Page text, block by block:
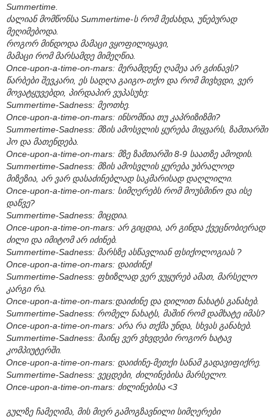
Summertime.
ძალიან მომწონსა Summertime-ს რომ მეძახდა, უნებურად
მეღიმებოდა.
როგორ მინდოდა მამაცი ვყოფილიყავი,
მამაცი რომ მარსამდე მიმეღწია.
Once-upon-a-time-on-mars: მერამდენე ღამეა არ გძინავს?
წარბები შევკარი, ეს სადღა გაიგო-თქო და რომ მივხვდი, ვერ
მოვატყუვებდი, პირდაპირ ვუპასუხე:
Summertime-Sadness: მეოთხე.
Once-upon-a-time-on-mars: ინსომნია თუ კაპრიზიზმი?
Summertime-Sadness: მზის ამოსვლის ყურება მიყვარს, ზამთარში
ჰო და მათენდება.
Once-upon-a-time-on-mars: მზე ზამთარში 8-9 საათზე ამოდის.
Summertime-Sadness: მზის ამოსვლის ყურება უბრალოდ
მიზეზია, არ ვარ დასაძინებლად საკმარისად დაღლილი.
Once-upon-a-time-on-mars: სიმღერებს რომ მოუსმინო და ისე
დაწვე?
Summertime-Sadness: მიცდია.
Once-upon-a-time-on-mars: არ გიცდია, არ გინდა ქვეცნობიერად
ძილი და იმიტომ არ იძინებ.
Summertime-Sadness: მარსზე ასწავლიან ფსიქოლოგიას ?
Once-upon-a-time-on-mars: დაიძინე!
Summertime-Sadness: ფხიზლად ვერ ვუყურებ ამათ, მარსელო
კარგი რა.
Once-upon-a-time-on-mars:დაიძინე და დილით ნახატს განახებ.
Summertime-Sadness: რომელ ნახატს, მაშინ რომ დამხატე იმას?
Once-upon-a-time-on-mars: არა რა თქმა უნდა, სხვას განახებ.
Summertime-Sadness: მაინც ვერ ვხვდები როგორ ხატავ
კომპიუტერში.
Once-upon-a-time-on-mars: დაიძინე-მეთქი სანამ გადავიფიქრე.
Summertime-Sadness: ვეცდები, ძილინებისა მარსელო.
Once-upon-a-time-on-mars: ძილინებისა <3
გულზე ჩამეღიმა, მის მიერ გამოგზავნილი სიმღერები